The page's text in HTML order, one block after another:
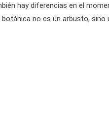
hay diferencias en el
no es un arbusto,